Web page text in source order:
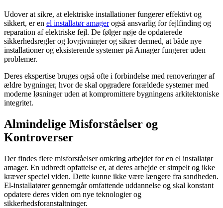
Udover at sikre, at elektriske installationer fungerer effektivt og
sikkert, er en el installatør amagerogså ansvarlig for fejlfinding og
reparation af elektriske fejl. De følger nøje de opdaterede
sikkerhedsregler og lovgivninger og sikrer dermed, at både nye
installationer og eksisterende systemer på Amager fungerer uden
problemer.
Deres ekspertise bruges også ofte i forbindelse med renoveringer af
ældre bygninger, hvor de skal opgradere forældede systemer med
moderne løsninger uden at kompromittere bygningens arkitektoniske
integritet.
Almindelige Misforståelser og
Kontroverser
Der findes flere misforståelser omkring arbejdet for en el installatør
amager. En udbredt opfattelse er, at deres arbejde er simpelt og ikke
kræver speciel viden. Dette kunne ikke være længere fra sandheden.
El-installatører gennemgår omfattende uddannelse og skal konstant
opdatere deres viden om nye teknologier og
sikkerhedsforanstaltninger.